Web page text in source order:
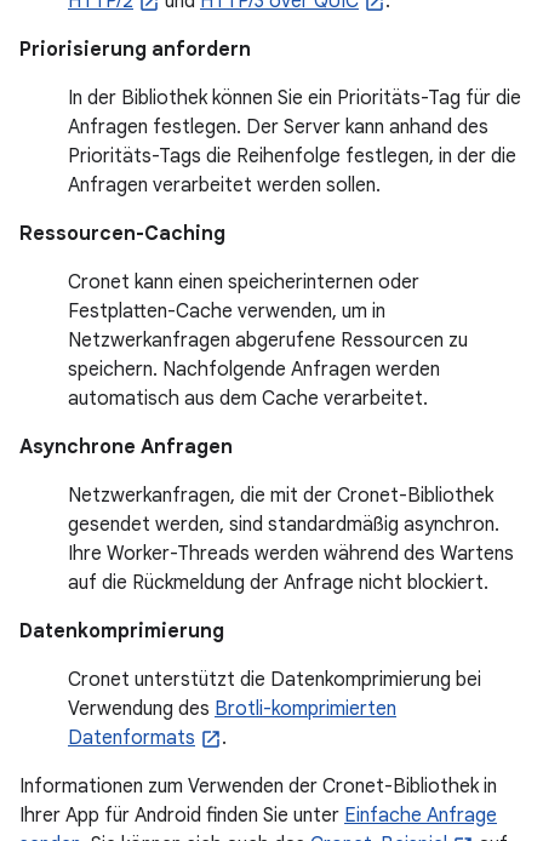
Priorisierung anfordern
In der Bibliothek können Sie ein Prioritäts-Tag für die
Anfragen festlegen. Der Server kann anhand des
Prioritäts-Tags die Reihenfolge festlegen, in der die
Anfragen verarbeitet werden sollen.
Ressourcen-Caching
Cronet kann einen speicherinternen oder
Festplatten-Cache verwenden, um in
Netzwerkanfragen abgerufene Ressourcen zu
speichern. Nachfolgende Anfragen werden
automatisch aus dem Cache verarbeitet.
Asynchrone Anfragen
Netzwerkanfragen, die mit der Cronet-Bibliothek
gesendet werden, sind standardmäßig asynchron.
Ihre Worker-Threads werden während des Wartens
auf die Rückmeldung der Anfrage nicht blockiert.
Datenkomprimierung
Cronet unterstützt die Datenkomprimierung bei
Verwendung des Brotli-komprimierten
Datenformats
.
Informationen zum Verwenden der Cronet-Bibliothek in
Ihrer App für Android finden Sie unter Einfache Anfrage